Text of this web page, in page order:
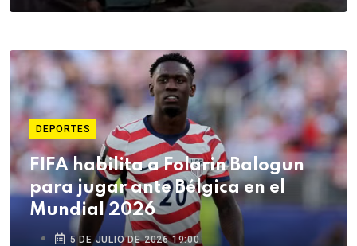
DEPORTES
FIFA habilita a Folarin Balogun
para jugar ante Bélgica en el
Mundial 2026
5 DE JULIO DE 2026 19:00